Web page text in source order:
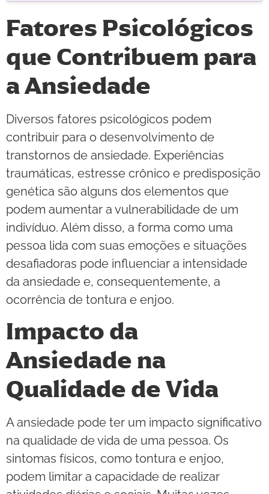
Fatores Psicológicos
que Contribuem para
a Ansiedade
Diversos fatores psicológicos podem
contribuir para o desenvolvimento de
transtornos de ansiedade. Experiências
traumáticas, estresse crônico e predisposição
genética são alguns dos elementos que
podem aumentar a vulnerabilidade de um
indivíduo. Além disso, a forma como uma
pessoa lida com suas emoções e situações
desafiadoras pode influenciar a intensidade
da ansiedade e, consequentemente, a
ocorrência de tontura e enjoo.
Impacto da
Ansiedade na
Qualidade de Vida
A ansiedade pode ter um impacto significativo
na qualidade de vida de uma pessoa. Os
sintomas físicos, como tontura e enjoo,
podem limitar a capacidade de realizar